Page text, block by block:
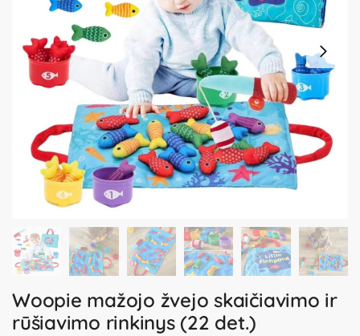
Woopie mažojo žvejo skaičiavimo ir
rūšiavimo rinkinys (22 det.)